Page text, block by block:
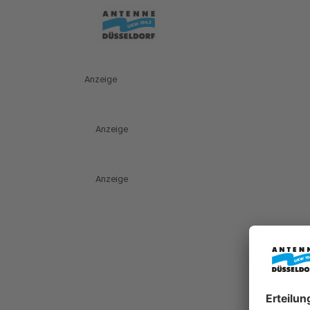
Anzeige
Anzeige
Anzeige